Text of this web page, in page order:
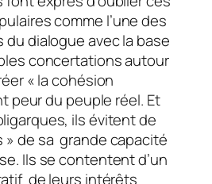
comme l’une des
du dialogue avec la base
concertations autour
« la cohésion
peur du peuple réel. Et
ils évitent de
» de sa grande capacité
Ils se contentent d’un
de leurs intérêts